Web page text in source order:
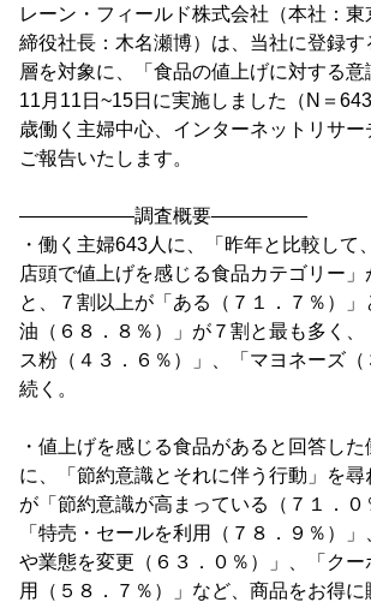
レーン・フィールド株式会社（本社：東
締役社長：木名瀬博）は、当社に登録
層を対象に、「食品の値上げに対する
11月11日~15日に実施しました（N＝
歳働く主婦中心、インターネットリサ
ご報告いたします。
――――――調査概要―――――
・働く主婦643人に、「昨年と比較して
店頭で値上げを感じる食品カテゴリー」
と、７割以上が「ある（７１．７％）」
油（６８．８％）」が７割と最も多く、
ス粉（４３．６％）」、「マヨネーズ
続く。
・値上げを感じる食品があると回答した
に、「節約意識とそれに伴う行動」を尋
が「節約意識が高まっている（７１．０
「特売・セールを利用（７８．９％）
や業態を変更（６３．０％）」、「クー
用（５８．７％）」など、商品をお得